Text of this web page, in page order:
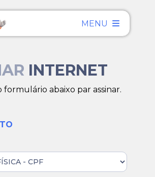
MENU
INTERNET
formulário abaixo par assinar.